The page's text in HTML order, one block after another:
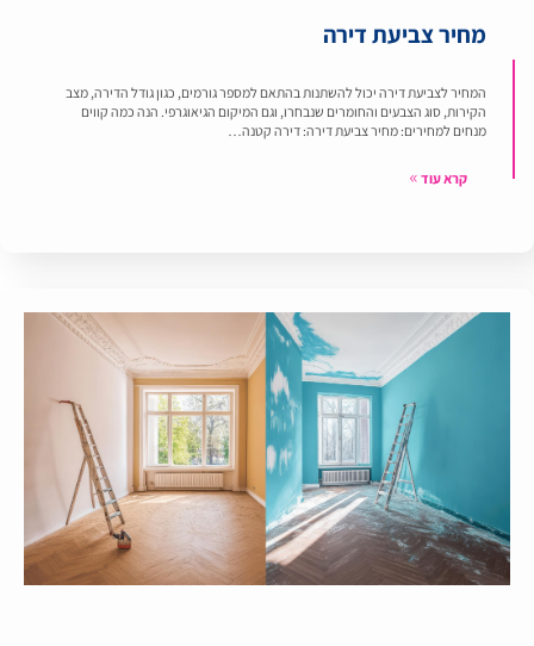
מחיר צביעת דירה
המחיר לצביעת דירה יכול להשתנות בהתאם למספר גורמים, כגון גודל הדירה, מצב
הקירות, סוג הצבעים והחומרים שנבחרו, וגם המיקום הגיאוגרפי. הנה כמה קווים
מנחים למחירים: מחיר צביעת דירה: דירה קטנה…
קרא עוד